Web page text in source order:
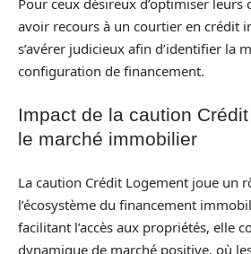
avoir recours à un courtier en crédit
s’avérer judicieux afin d’identifier la
configuration de financement.
Impact de la caution
le marché immobilier
La caution Crédit Logement joue un
l’écosystème du financement
facilitant l’accès aux propriétés, elle
dynamique de marché positive, où